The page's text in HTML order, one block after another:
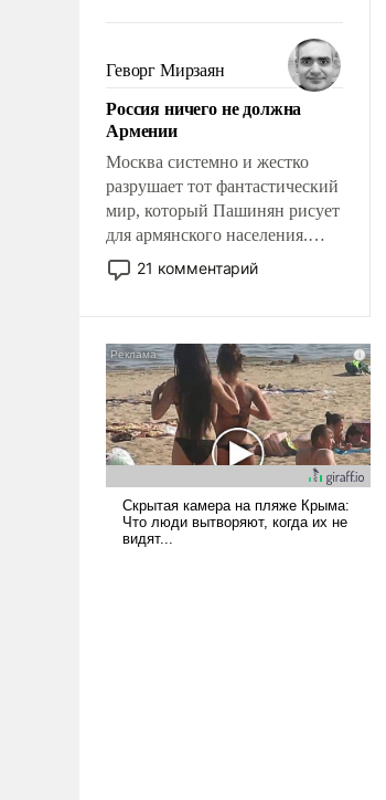
Сложившаяся ситуация
означает многолетний период
уязвимости США, например,
перед Китаем.
Геворг Мирзаян
Россия ничего не должна
Армении
Москва системно и жестко
разрушает тот фантастический
мир, который Пашинян рисует
для армянского населения.
Мир, где политические
прожекты будут безусловно
налогоплательщиков и где
Еревану за свои поступки не
нужно отвечать.
21 комментарий